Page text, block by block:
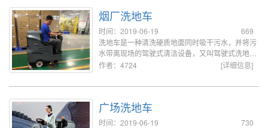
烟厂洗地车
669
时间：2019-06-19
洗地车是一种清洗硬质地面同时吸干污水，并将污
水带离现场的驾驶式清洁设备，又叫驾驶式洗地
机，这类利用水工作的机器需要每天或在完成清洗
[详细信息]
作者：4724
广场洗地车
730
时间：2019-06-19